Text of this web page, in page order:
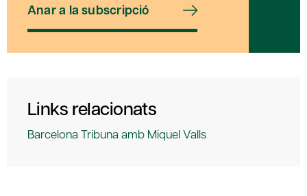
Anar a la subscripció
Links relacionats
Barcelona Tribuna amb Miquel Valls